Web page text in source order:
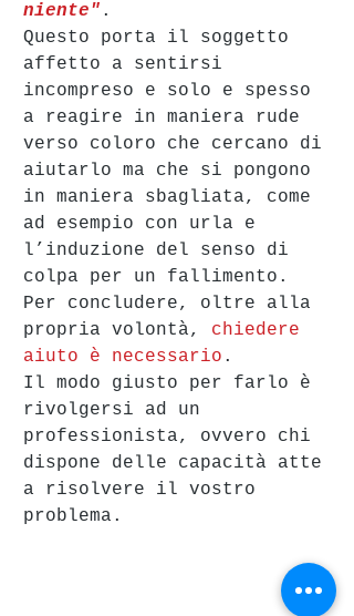
niente" .
Questo porta il soggetto
affetto a sentirsi
incompreso e solo e spesso
a reagire in maniera rude
verso coloro che cercano di
aiutarlo ma che si pongono
in maniera sbagliata, come
ad esempio con urla e
l’induzione del senso di
colpa per un fallimento.
Per concludere, oltre alla
propria volontà, chiedere
aiuto è necessario .
Il modo giusto per farlo è
rivolgersi ad un
professionista, ovvero chi
dispone delle capacità atte
a risolvere il vostro
problema.